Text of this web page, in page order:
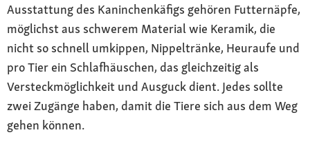
Ausstattung des Kaninchenkäfigs gehören Futternäpfe,
möglichst aus schwerem Material wie Keramik, die
nicht so schnell umkippen, Nippeltränke, Heuraufe und
pro Tier ein Schlafhäuschen, das gleichzeitig als
Versteckmöglichkeit und Ausguck dient. Jedes sollte
zwei Zugänge haben, damit die Tiere sich aus dem Weg
gehen können.